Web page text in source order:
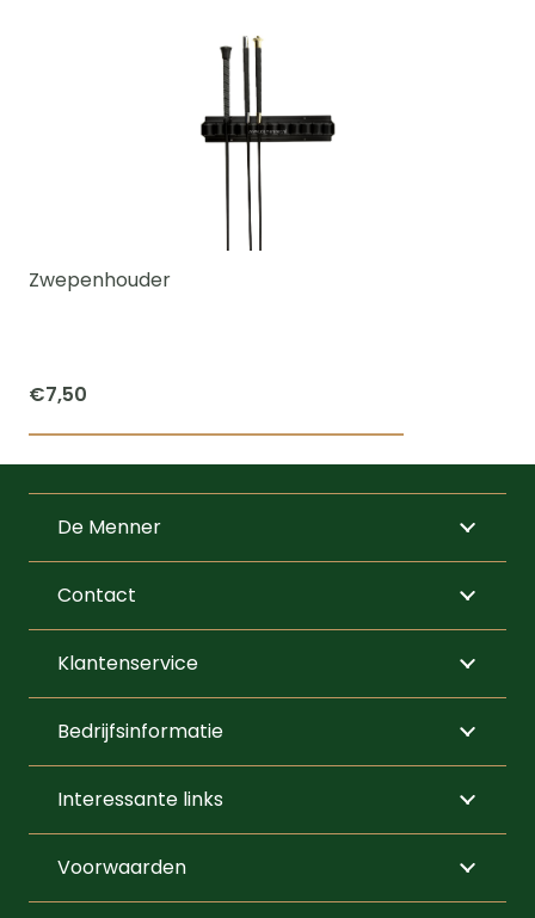
Zwepenhouder
€7,50
De Menner
Contact
Klantenservice
Bedrijfsinformatie
Interessante links
Voorwaarden